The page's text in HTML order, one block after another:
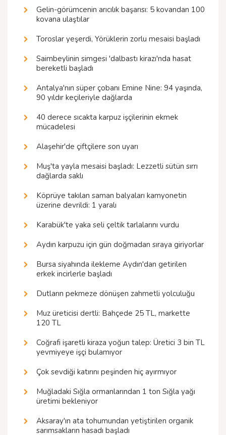
Gelin-görümcenin arıcılık başarısı: 5 kovandan 100
kovana ulaştılar
Toroslar yeşerdi, Yörüklerin zorlu mesaisi başladı
Saimbeylinin simgesi 'dalbastı kirazı'nda hasat
bereketli başladı
Antalya'nın süper çobanı Emine Nine: 94 yaşında,
90 yıldır keçileriyle dağlarda
40 derece sıcakta karpuz işçilerinin ekmek
mücadelesi
Alaşehir'de çiftçilere son uyarı
Muş'ta yayla mesaisi başladı: Lezzetli sütün sırrı
dağlarda saklı
Köprüye takılan saman balyaları kamyonetin
üzerine devrildi: 1 yaralı
Karabük'te yaka seli çeltik tarlalarını vurdu
Aydın karpuzu için gün doğmadan sıraya giriyorlar
Bursa siyahında ilekleme Aydın'dan getirilen
erkek incirlerle başladı
Dutların pekmeze dönüşen zahmetli yolculuğu
Muz üreticisi dertli: Bahçede 25 TL, markette
120 TL
Coğrafi işaretli kiraza yoğun talep: Üretici 3 bin TL
yevmiyeye işçi bulamıyor
Çok sevdiği katırını peşinden hiç ayırmıyor
Muğladaki Sığla ormanlarından 1 ton Sığla yağı
üretimi bekleniyor
Aksaray'ın ata tohumundan yetiştirilen organik
sarımsakların hasadı başladı